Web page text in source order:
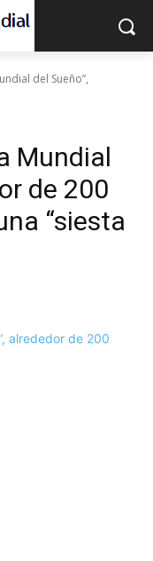
del Sueño”,
Mundial
de 200
“siesta